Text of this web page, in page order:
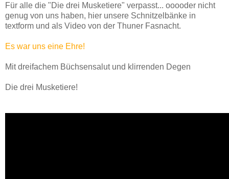
Für alle die "Die drei Musketiere" verpasst... ooooder nicht
genug von uns haben, hier unsere Schnitzelbänke in
textform und als Video von der Thuner Fasnacht.
Es war uns eine Ehre!
Mit dreifachem Büchsensalut und klirrenden Degen
Die drei Musketiere!